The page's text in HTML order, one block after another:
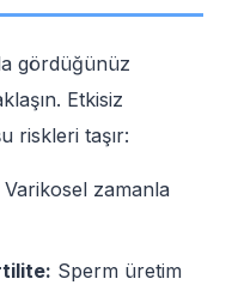
gördüğünüz
Etkisiz
riskleri taşır:
Varikosel zamanla
Sperm üretim